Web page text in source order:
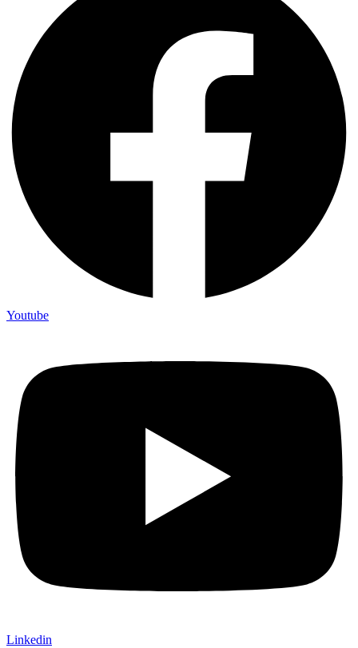
Youtube
Linkedin